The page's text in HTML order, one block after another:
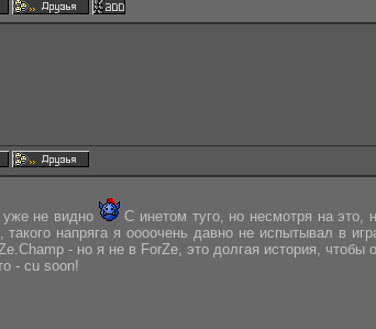
уже не видно
С инетом туго, но несмотря на это,
напряга я оооочень давно не испытывал в
- но я не в ForZe, это долгая история, чтобы
- cu soon!